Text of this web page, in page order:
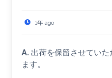
1年 ago
A. 出荷を保留させてい
ます。